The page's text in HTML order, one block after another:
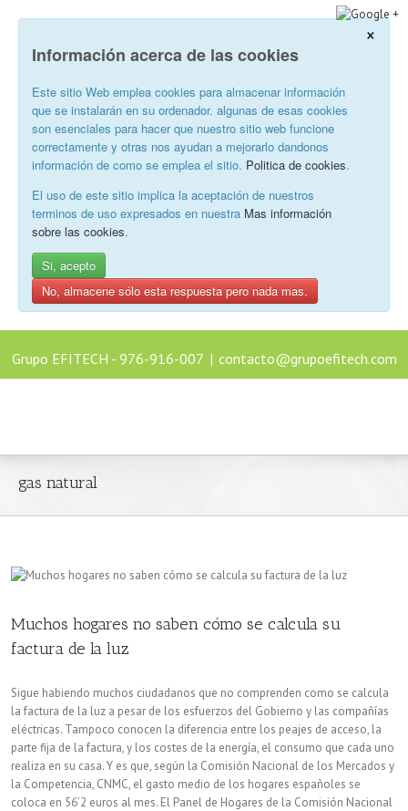
×
Información acerca de las cookies
Este sitio Web emplea cookies para almacenar información
que se instalarán en su ordenador. algunas de esas cookies
son esenciales para hacer que nuestro sitio web funcione
correctamente y otras nos ayudan a mejorarlo dandonos
información de como se emplea el sitio. Politica de cookies.
El uso de este sitio implica la aceptación de nuestros
terminos de uso expresados en nuestra Mas información
sobre las cookies.
Si, acepto
No, almacene sólo esta respuesta pero nada mas.
Grupo EFITECH - 976-916-007 | contacto@grupoefitech.com
gas natural
Muchos hogares no saben cómo se calcula su
factura de la luz
Sigue habiendo muchos ciudadanos que no comprenden como se calcula
la factura de la luz a pesar de los esfuerzos del Gobierno y las compañías
eléctricas. Tampoco conocen la diferencia entre los peajes de acceso, la
parte fija de la factura, y los costes de la energía, el consumo que cada uno
realiza en su casa. Y es que, según la Comisión Nacional de los Mercados y
la Competencia, CNMC, el gasto medio de los hogares españoles se
coloca en 56’2 euros al mes. El Panel de Hogares de la Comisión Nacional